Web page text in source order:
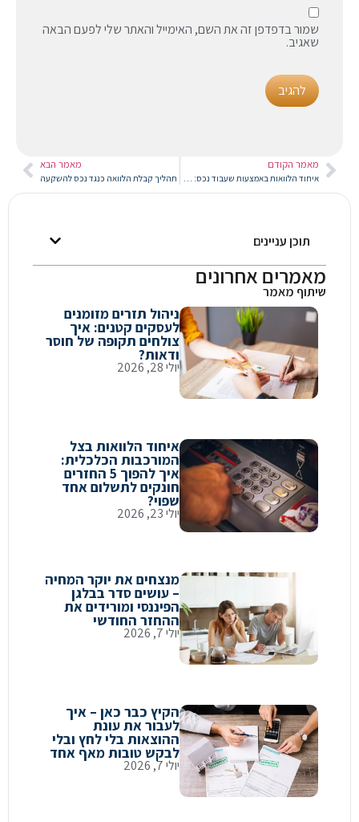
שמור בדפדפן זה את השם, האימייל והאתר שלי לפעם הבאה
מאמר הקודם
איחוד הלוואות באמצעות שעבוד נכס: המדריך המלא לפריסת תשלומים נוחה וריבית נמוכה
מאמר הבא
תהליך קבלת הלוואה כנגד נכס להשקעה
תוכן עניינים
אחרונים
מאמר
ניהול תזרים מזומנים
לעסקים קטנים: איך
צולחים תקופה של חוסר
ודאות?
יולי 28, 2026
איחוד הלוואות בצל
המורכבות הכלכלית:
איך להפוך 5 החזרים
חונקים לתשלום אחד
שפוי?
יולי 23, 2026
מנצחים את יוקר המחיה
– עושים סדר בבלגן
הפיננסי ומורידים את
ההחזר החודשי
יולי 7, 2026
הקיץ כבר כאן – איך
לעבור את עונת
ההוצאות בלי לחץ ובלי
לבקש טובות מאף אחד
יולי 7, 2026